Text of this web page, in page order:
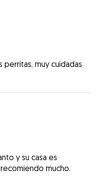
perritas, muy cuidadas
y su casa es
mucho.